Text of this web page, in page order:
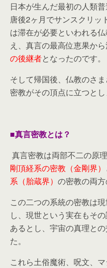
日本が生んだ最初の人類
唐後2ヶ月でサンスクリッ
は滞在が必要といわれる
え、真言の最高位恵果から
の後継者となったのです。
そして帰国後、仏教のさ
密教がその頂点に立つとし
■真言密教とは？
真言密教は両部不二の原
剛頂経系の密教（金剛界）
系（胎蔵界） の密教の両方
この二つの系統の密教は
し、現世という実在もそ
あるとし、宇宙の真理と
た。
これら土俗魔術、呪文、